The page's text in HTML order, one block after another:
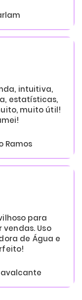
intuitiva,
estatísticas,
muito útil!
Ramos
para
Uso
de Água e